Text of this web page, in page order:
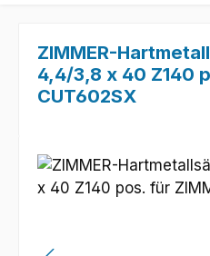
ZIMMER-
4,4/3,8 x 40 Z140
CUT602SX
Bildergalerie